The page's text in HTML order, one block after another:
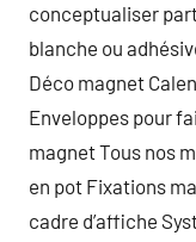
conceptualiser
blanche ou
Déco magnet
Enveloppes pour
magnet Tous nos
en pot Fixations
cadre d’affiche